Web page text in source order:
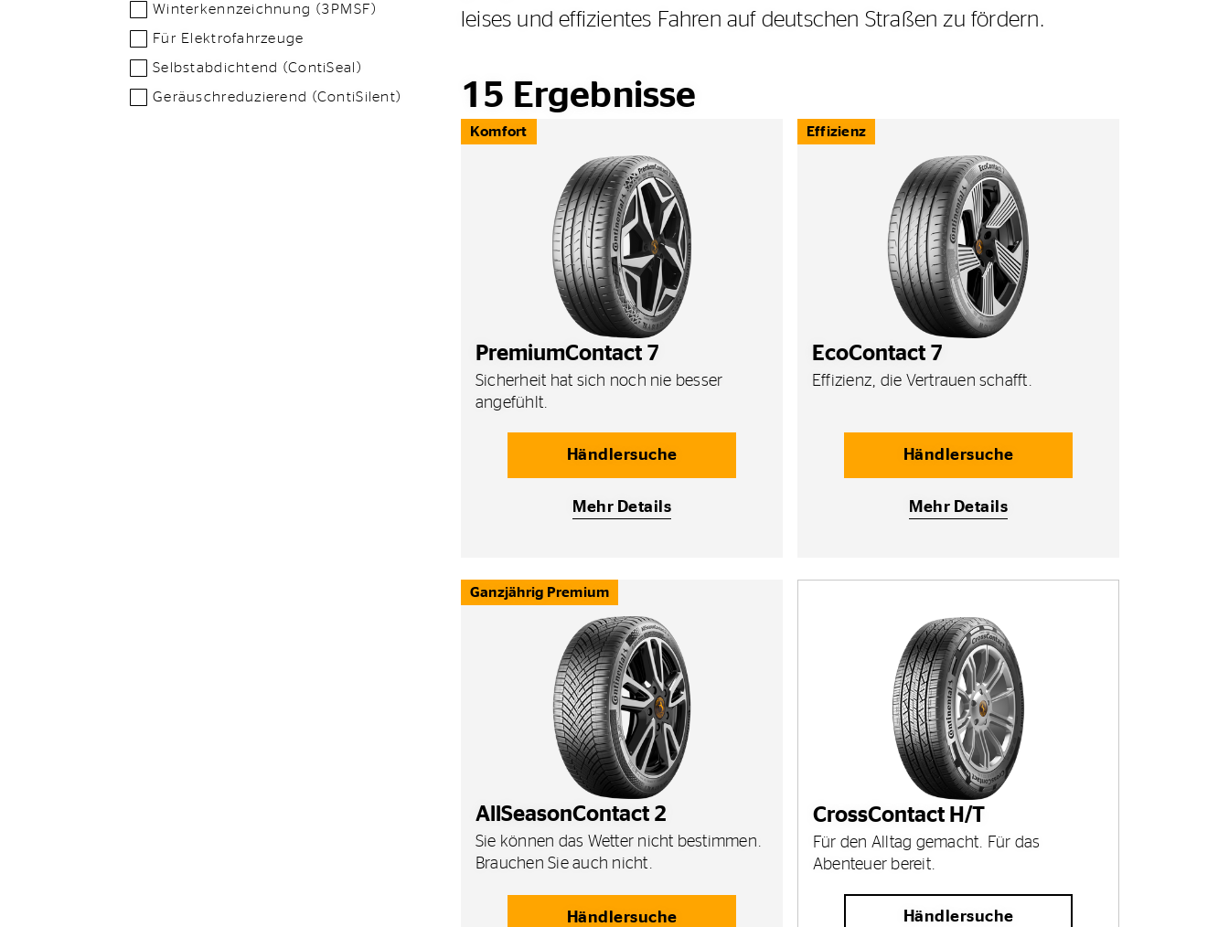
Winterkennzeichnung (3PMSF)
Für Elektrofahrzeuge
Selbstabdichtend (ContiSeal)
Geräuschreduzierend (ContiSilent)
leises und effizientes Fahren auf deutschen Straßen zu fördern.
15 Ergebnisse
Komfort
PremiumContact 7
Sicherheit hat sich noch nie besser
angefühlt.
Händlersuche
Mehr Details
Effizienz
EcoContact 7
Effizienz, die Vertrauen schafft.
Händlersuche
Mehr Details
Ganzjährig Premium
AllSeasonContact 2
Sie können das Wetter nicht bestimmen.
Brauchen Sie auch nicht.
Händlersuche
CrossContact H/T
Für den Alltag gemacht. Für das
Abenteuer bereit.
Händlersuche